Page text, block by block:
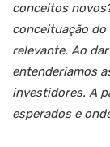
conceitos
conceituação
relevante. Ao
entenderíamos
investidores. A
esperados e